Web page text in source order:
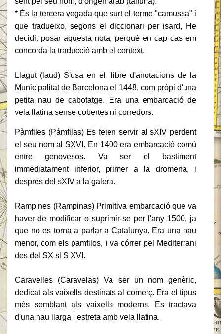
* És la tercera vegada que surt el terme "camussa" i
que tradueixo, segons el diccionari per isard, He
decidit posar aquesta nota, perquè en cap cas em
concorda la traducció amb el context.
Llagut (laud) S'usa en el llibre d'anotacions de la
Municipalitat de Barcelona el 1448, com pròpi d'una
petita nau de cabotatge.
Era una embarcació de
vela llatina sense cobertes ni corredors.
Pàmfiles (Pámfilas) Es feien servir al sXIV perdent
el seu nom al SXVI. En 1400 era embarcació comú
entre genovesos.
Va ser el bastiment
immediatament inferior, primer a la dromena, i
després del sXIV a la galera.
Rampines (Rampinas) Primitiva embarcació que va
haver de modificar o suprimir-se per l'any 1500, ja
que no es torna a parlar a Catalunya. Era una nau
menor, com els pamfilos, i va córrer pel Mediterrani
des del SX sl S XVI.
Caravelles (Caravelas) Va ser un nom genèric,
dedicat als vaixells destinats al comerç. Era el tipus
més semblant als vaixells moderns.
Es tractava
d'una nau llarga i estreta amb vela llatina.